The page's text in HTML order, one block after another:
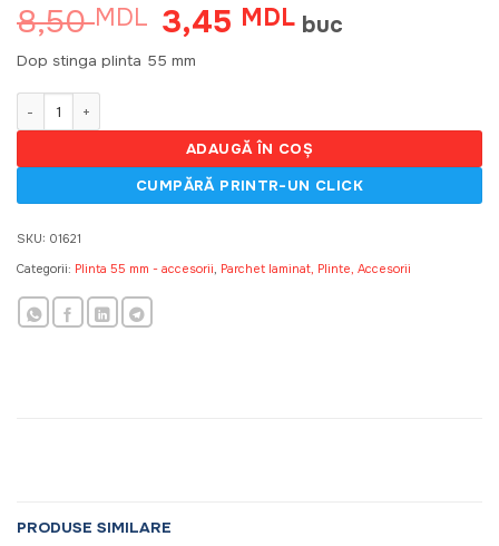
8,50MDL Prețul
inițial
a
3,45 MDLPrețul
curent
buc
Dop stinga plinta 55 mm
ADAUGĂ ÎN COȘ
SKU: 01621
Categorii: Plinta 55 mm - accesorii, Parchet laminat, Plinte, Accesorii
PRODUSE SIMILARE